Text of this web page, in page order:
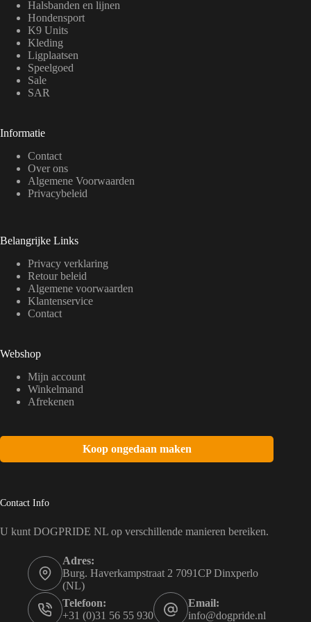
Halsbanden en lijnen
Hondensport
K9 Units
Kleding
Ligplaatsen
Speelgoed
Sale
SAR
Informatie
Contact
Over ons
Algemene Voorwaarden
Privacybeleid
Belangrijke Links
Privacy verklaring
Retour beleid
Algemene voorwaarden
Klantenservice
Contact
Webshop
Mijn account
Winkelmand
Afrekenen
Koop ongedaan maken
Contact Info
U kunt DOGPRIDE NL op verschillende manieren bereiken.
Adres:
Burg. Haverkampstraat 2 7091CP Dinxperlo
(NL)
Telefoon:
+31 (0)31 56 55 930
Email:
info@dogpride.nl